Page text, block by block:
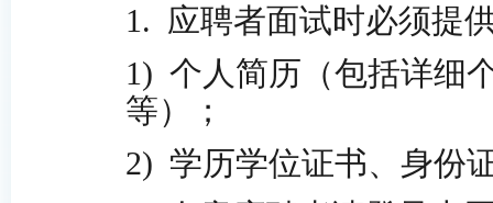
1. 应聘者面试时必须提
1) 个人简历（包括详细
等）；
2) 学历学位证书、身份